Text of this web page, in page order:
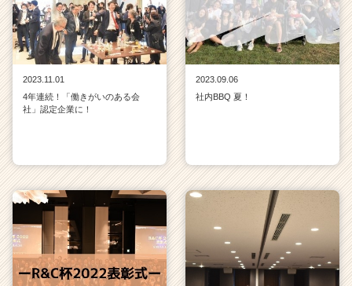
2023.11.01
4年連続！「働きがいのある会
社」認定企業に！
2023.09.06
社内BBQ 夏！